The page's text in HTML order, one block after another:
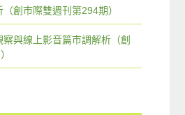
創市際雙週刊第294期）
與線上影音篇市調解析（創